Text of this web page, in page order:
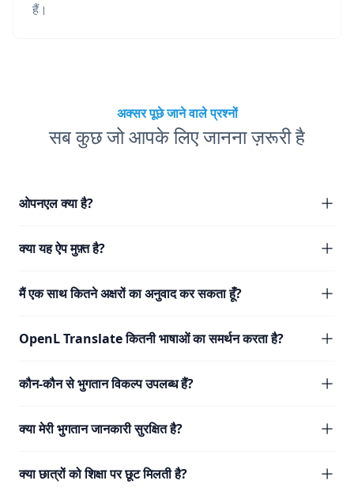
हैं।
अक्सर पूछे जाने वाले प्रश्नों
सब कुछ जो आपके लिए जानना ज़रूरी है
ओपनएल क्या है?
क्या यह ऐप मुफ़्त है?
मैं एक साथ कितने अक्षरों का अनुवाद कर सकता हूँ?
OpenL Translate कितनी भाषाओं का समर्थन करता है?
कौन-कौन से भुगतान विकल्प उपलब्ध हैं?
क्या मेरी भुगतान जानकारी सुरक्षित है?
क्या छात्रों को शिक्षा पर छूट मिलती है?